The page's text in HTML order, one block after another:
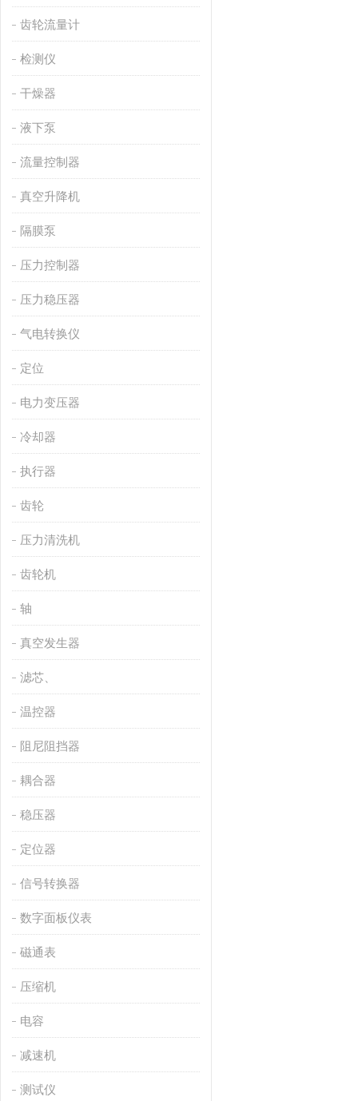
齿轮流量计
检测仪
干燥器
液下泵
流量控制器
真空升降机
隔膜泵
压力控制器
压力稳压器
气电转换仪
定位
电力变压器
冷却器
执行器
齿轮
压力清洗机
齿轮机
轴
真空发生器
滤芯、
温控器
阻尼阻挡器
耦合器
稳压器
定位器
信号转换器
数字面板仪表
磁通表
压缩机
电容
减速机
测试仪